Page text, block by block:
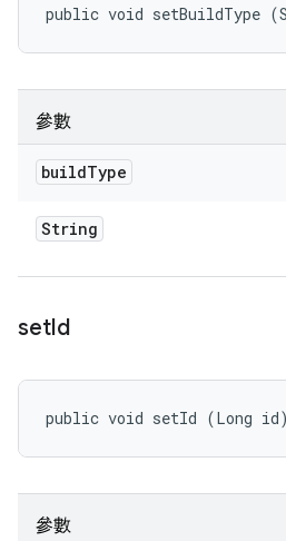
public void setBuildType
參數
buildType
String
setId
public void setId (Long id)
參數